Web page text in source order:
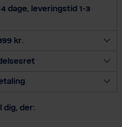
a
t
t
dage, leveringstid 1-3
kr.
dig, der: